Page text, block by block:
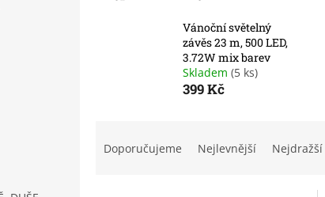
Vánoční světelný
závěs 23 m, 500 LED,
3.72W mix barev
Skladem (5 ks)
399 Kč
Doporučujeme Nejlevnější Nejdražší